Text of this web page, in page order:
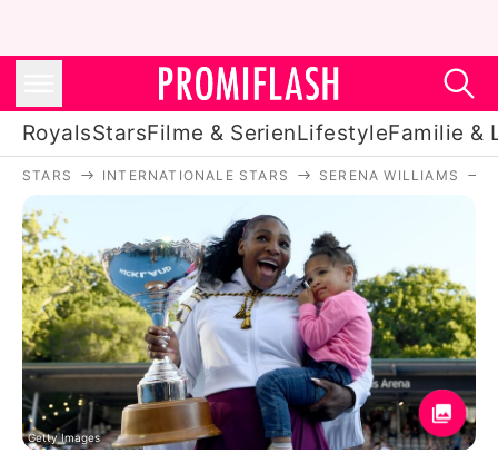
RoyalsStarsFilme & SerienLifestyleFamilie &
Royals
Stars
Filme & Serien
Lifestyle
Familie & Liebe
Promiflash Exklusiv
STARS INTERNATIONALE STARS SERENA WILLIAMS
Getty Images